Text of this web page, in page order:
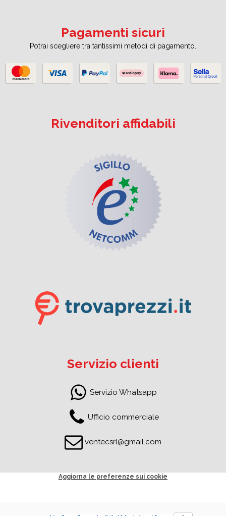
Pagamenti sicuri
Potrai scegliere tra tantissimi metodi di pagamento.
Rivenditori affidabili
Servizio clienti
Servizio Whatsapp
Ufficio commerciale
ventecsrl@gmail.com
Aggiorna le preferenze sui cookie